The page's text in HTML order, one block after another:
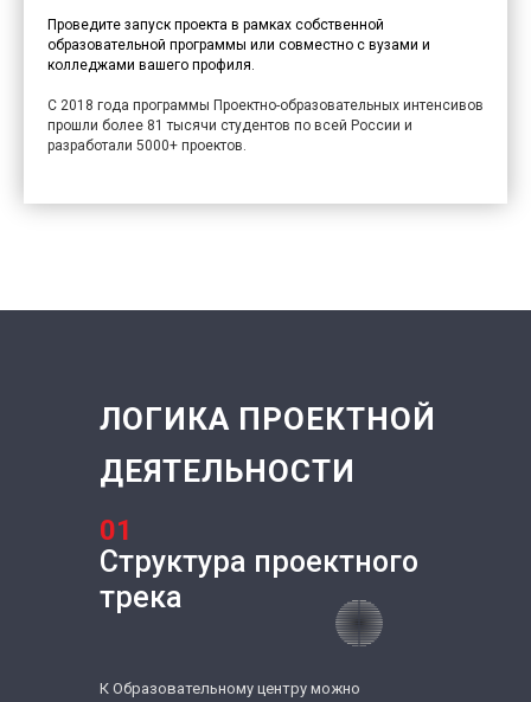
Проведите запуск проекта в рамках собственной
образовательной программы или совместно с вузами и
колледжами вашего профиля.
С 2018 года программы Проектно-образовательных интенсивов
прошли более 81 тысячи студентов по всей России и
разработали 5000+ проектов.
01
Структура проектного
трека
К Образовательному центру можно
ЛОГИКА ПРОЕКТНОЙ
ДЕЯТЕЛЬНОСТИ